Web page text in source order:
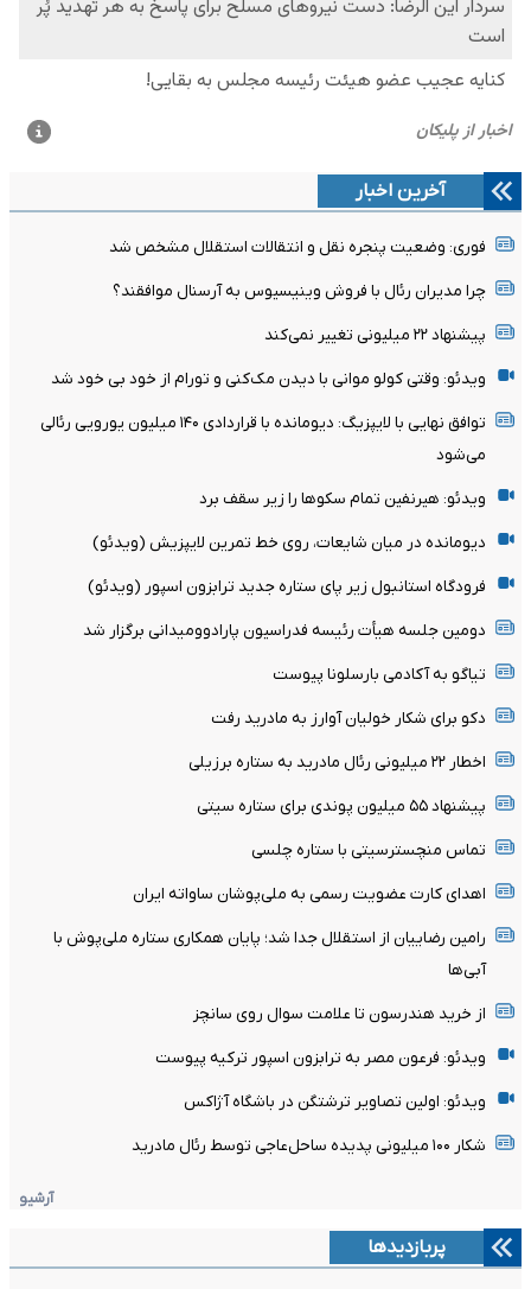
آخرین اخبار
فوری: وضعیت پنجره نقل و انتقالات استقلال مشخص شد
چرا مدیران رئال با فروش وینیسیوس به آرسنال موافقند؟
پیشنهاد ۲۲ میلیونی تغییر نمی‌کند
ویدئو: وقتی کولو موانی با دیدن مک‌کنی و تورام از خود بی خود شد
توافق نهایی با لایپزیگ: دیومانده با قراردادی ۱۴۰ میلیون یورویی رئالی
می‌شود
ویدئو: هیرنفین تمام سکوها را زیر سقف برد
دیومانده در میان شایعات، روی خط تمرین لایپزیش (ویدئو)
فرودگاه استانبول زیر پای ستاره جدید ترابزون اسپور (ویدئو)
دومین جلسه هیأت رئیسه فدراسیون پارادوومیدانی برگزار شد
تیاگو به آکادمی بارسلونا پیوست
دکو برای شکار خولیان آوارز به مادرید رفت
اخطار ۲۲ میلیونی رئال مادرید به ستاره برزیلی
پیشنهاد ۵۵ میلیون پوندی برای ستاره سیتی
تماس منچسترسیتی با ستاره چلسی
اهدای کارت عضویت رسمی به ملی‌پوشان ساواته ایران
رامین رضاییان از استقلال جدا شد؛ پایان همکاری ستاره ملی‌پوش با
آبی‌ها
از خرید هندرسون تا علامت سوال روی سانچز
ویدئو: فرعون مصر به ترابزون اسپور ترکیه پیوست
ویدئو: اولین تصاویر ترشتگن در باشگاه آژاکس
شکار ۱۰۰ میلیونی پدیده ساحل‌عاجی توسط رئال مادرید
آرشیو
پربازدیدها